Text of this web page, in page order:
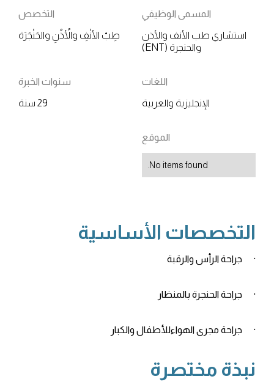
المسمى الوظيفي
استشاري طب الأنف والأذن
والحنجرة (ENT)
التخصص
طِبّ الأنْفِ والأُذُنِ والحَنْجَرَة
اللغات
الإنجليزية والعربية
سنوات الخبرة
29 سنة
الموقع
No items found.
التخصصات الأساسية
· جراحة الرأس والرقبة
· جراحة الحنجرة بالمنظار
· جراحة مجرى الهواءللأطفال والكبار
نبذة مختصرة